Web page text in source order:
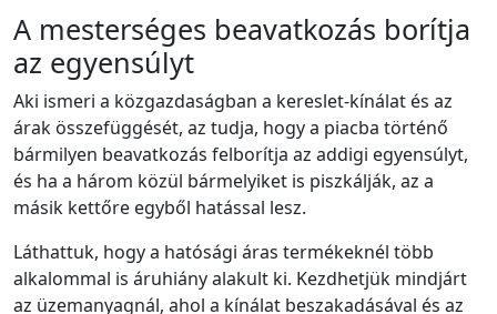
A mesterséges beavatkozás borítja
az egyensúlyt
Aki ismeri a közgazdaságban a kereslet-kínálat és az
árak összefüggését, az tudja, hogy a piacba történő
bármilyen beavatkozás felborítja az addigi egyensúlyt,
és ha a három közül bármelyiket is piszkálják, az a
másik kettőre egyből hatással lesz.
Láthattuk, hogy a hatósági áras termékeknél több
alkalommal is áruhiány alakult ki. Kezdhetjük mindjárt
az üzemanyagnál, ahol a kínálat beszakadásával és az